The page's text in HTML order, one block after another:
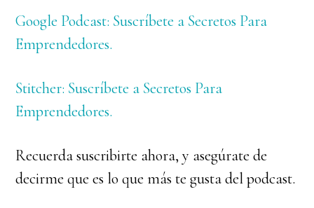
Google Podcast: Suscríbete a Secretos Para
Emprendedores.
Stitcher: Suscríbete a Secretos Para
Emprendedores.
Recuerda suscribirte ahora, y asegúrate de
decirme que es lo que más te gusta del podcast.